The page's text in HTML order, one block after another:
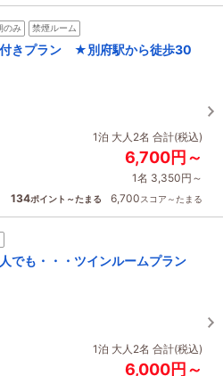
のみ 禁煙ルーム
付きプラン ★別府駅から徒歩30
1泊 大人2名 合計(税込)
6,700円～
1名 3,350円～
134ポイント～たまる 6,700スコア～たまる
でも・・・ツインルームプラン
1泊 大人2名 合計(税込)
6,000円～